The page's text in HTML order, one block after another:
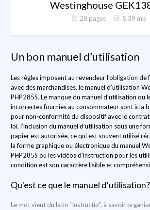
Westinghouse
28 pages 5.39 mb
Un bon manuel d’utilisation
Les règles imposent au revendeur l'obligation de
avec des marchandises, le manuel d’utilisation
PHP285S. Le manque du manuel d’utilisation ou
incorrectes fournies au consommateur sont à la
pour non-conformité du dispositif avec le
loi, l’inclusion du manuel d’utilisation sous une
papier est autorisée, ce qui est souvent utilisé
la forme graphique ou électronique du manuel
PHP285S ou les vidéos d'instruction pour les
condition est son caractère lisible et
Qu'est ce que le manuel d’utilisation?
Le mot vient du latin "Instructio", à savoir